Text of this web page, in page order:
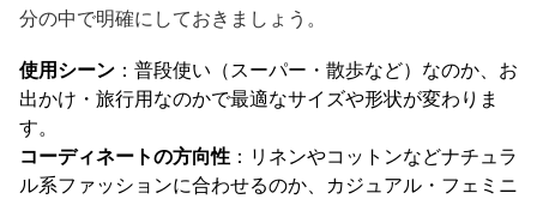
分の中で明確にしておきましょう。
使用シーン ：普段使い（スーパー・散歩など）なのか、お
出かけ・旅行用なのかで最適なサイズや形状が変わりま
す。
コーディネートの方向性 ：リネンやコットンなどナチュラ
ル系ファッションに合わせるのか、カジュアル・フェミニ